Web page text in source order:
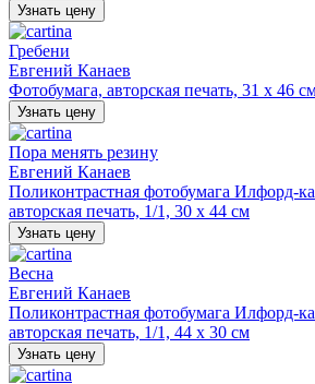
Узнать цену
Гребени
Евгений Канаев
Фотобумага, авторская печать, 31 х 46
Узнать цену
Пора менять резину
Евгений Канаев
Поликонтрастная фотобумага Илфорд-
авторская печать, 1/1, 30 х 44 см
Узнать цену
Весна
Евгений Канаев
Поликонтрастная фотобумага Илфорд-
авторская печать, 1/1, 44 х 30 см
Узнать цену